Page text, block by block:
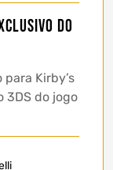
do
Kirby’s
3DS do jogo